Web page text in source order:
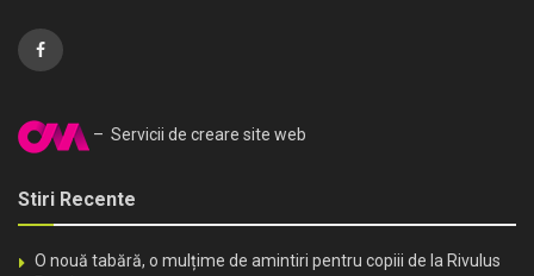
– Servicii de creare site web
Stiri Recente
O nouă tabără, o mulțime de amintiri pentru copiii de la Rivulus